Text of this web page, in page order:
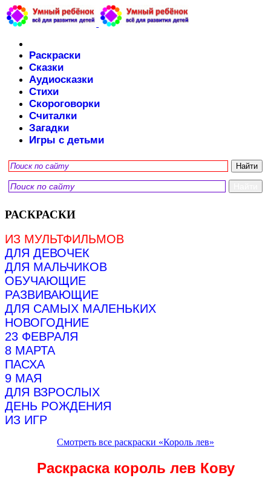
Раскраски
Сказки
Аудиосказки
Стихи
Скороговорки
Считалки
Загадки
Игры с детьми
РАСКРАСКИ
ИЗ МУЛЬТФИЛЬМОВ
ДЛЯ ДЕВОЧЕК
ДЛЯ МАЛЬЧИКОВ
ОБУЧАЮЩИЕ
РАЗВИВАЮЩИЕ
ДЛЯ САМЫХ МАЛЕНЬКИХ
НОВОГОДНИЕ
23 ФЕВРАЛЯ
8 МАРТА
ПАСХА
9 МАЯ
ДЛЯ ВЗРОСЛЫХ
ДЕНЬ РОЖДЕНИЯ
ИЗ ИГР
Смотреть все раскраски «Король лев»
Раскраска король лев Кову